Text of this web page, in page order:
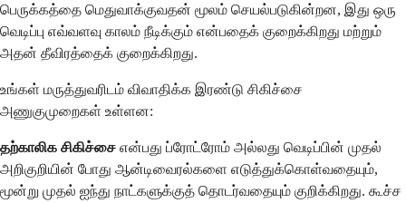
பெருக்கத்தை மெதுவாக்குவதன் மூலம் செயல்படுகின்றன, இது ஒரு
வெடிப்பு எவ்வளவு காலம் நீடிக்கும் என்பதைக் குறைக்கிறது மற்றும்
அதன் தீவிரத்தைக் குறைக்கிறது.
உங்கள் மருத்துவரிடம் விவாதிக்க இரண்டு சிகிச்சை
அணுகுமுறைகள் உள்ளன:
தற்காலிக சிகிச்சை என்பது ப்ரோட்ரோம் அல்லது வெடிப்பின் முதல்
அறிகுறியின் போது ஆன்டிவைரல்களை எடுத்துக்கொள்வதையும்,
மூன்று முதல் ஐந்து நாட்களுக்குத் தொடர்வதையும் குறிக்கிறது. கூச்ச